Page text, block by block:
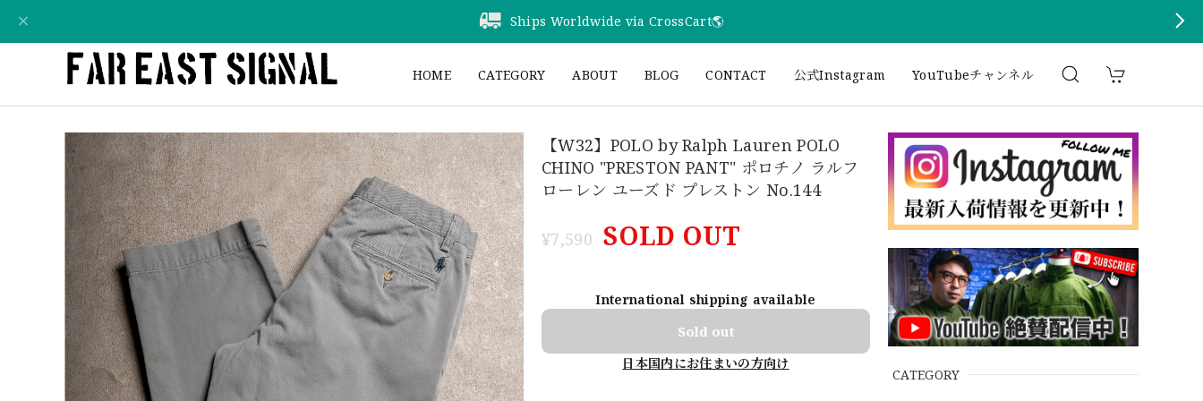
Ships Worldwide via CrossCart🌎️
HOME CATEGORY ABOUT BLOG CONTACT 公式Instagram YouTubeチャンネル
CATEGORY
【W32】POLO by Ralph Lauren POLO
CHINO "PRESTON PANT" ポロチノ ラルフ
ローレン ユーズド プレストン No.144
¥7,590 SOLD OUT
International shipping available
Sold out
日本国内にお住まいの方向け